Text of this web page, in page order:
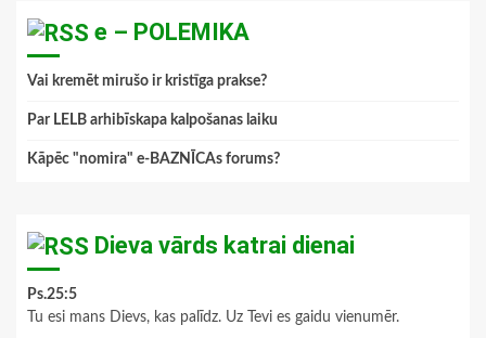
e – POLEMIKA
Vai kremēt mirušo ir kristīga prakse?
Par LELB arhibīskapa kalpošanas laiku
Kāpēc "nomira" e-BAZNĪCAs forums?
Dieva vārds katrai dienai
Ps.25:5
Tu esi mans Dievs, kas palīdz. Uz Tevi es gaidu vienumēr.